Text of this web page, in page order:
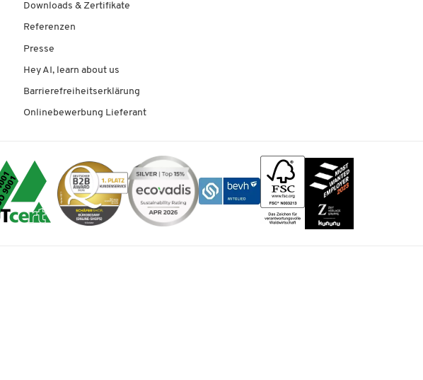
Downloads & Zertifikate
Referenzen
Presse
Hey AI, learn about us
Barrierefreiheitserklärung
Onlinebewerbung Lieferant